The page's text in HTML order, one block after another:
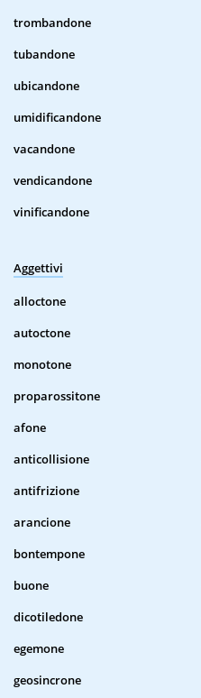
trombandone
tubandone
ubicandone
umidificandone
vacandone
vendicandone
vinificandone
Aggettivi
alloctone
autoctone
monotone
proparossitone
afone
anticollisione
antifrizione
arancione
bontempone
buone
dicotiledone
egemone
geosincrone